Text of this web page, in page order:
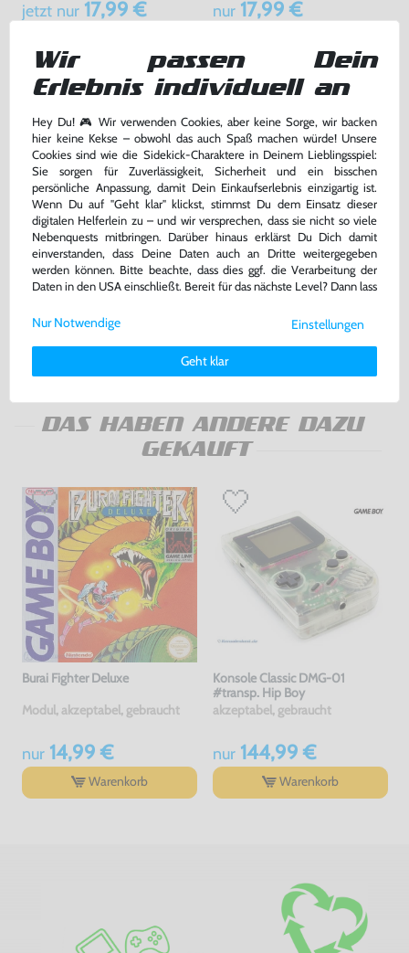
jetzt nur17,99 € nur17,99 €
Original Controller Pak / Memory
Card #grau NUS-004
[Nintendo]
gebraucht
18,99 €
Original Controller #grau NUS-
005 [Nintendo]
gebraucht
29,99 €
DAS HABEN ANDERE DAZU
GEKAUFT
Burai Fighter Deluxe
Modul, akzeptabel, gebraucht
nur14,99 €
Warenkorb
Konsole Classic DMG-01
#transp. Hip Boy
akzeptabel, gebraucht
nur144,99 €
Warenkorb
Wir passen Dein
Erlebnis individuell an
Hey Du! 🎮 Wir verwenden Cookies, aber keine Sorge, wir backen
hier keine Kekse – obwohl das auch Spaß machen würde! Unsere
Cookies sind wie die Sidekick-Charaktere in Deinem Lieblingsspiel:
Sie sorgen für Zuverlässigkeit, Sicherheit und ein bisschen
persönliche Anpassung, damit Dein Einkaufserlebnis einzigartig ist.
Wenn Du auf "Geht klar" klickst, stimmst Du dem Einsatz dieser
digitalen Helferlein zu – und wir versprechen, dass sie nicht so viele
Nebenquests mitbringen. Darüber hinaus erklärst Du Dich damit
einverstanden, dass Deine Daten auch an Dritte weitergegeben
werden können. Bitte beachte, dass dies ggf. die Verarbeitung der
Daten in den USA einschließt. Bereit für das nächste Level? Dann lass
Weitere Informationen zu den von uns verwendeten Cookies und
Deinen Rechten als Nutzer findest Du in unsererDaten­schutz­
Impressum.
Einstellungen
Geht klar
Nur Notwendige